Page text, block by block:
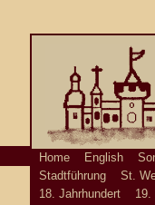
Home English
Stadtführung
St.
18. Jahrhundert
19.